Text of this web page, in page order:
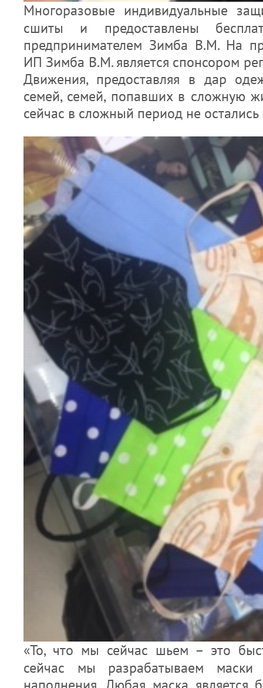
Многоразовые индивидуальные
сшиты и предоставлены
предпринимателем Зимба В.М. На
ИП Зимба В.М. является спонсором
Движения, предоставляя в дар
семей, семей, попавших в сложную
сейчас в сложный период не остались
«То, что мы сейчас шьем – это
сейчас мы разрабатываем